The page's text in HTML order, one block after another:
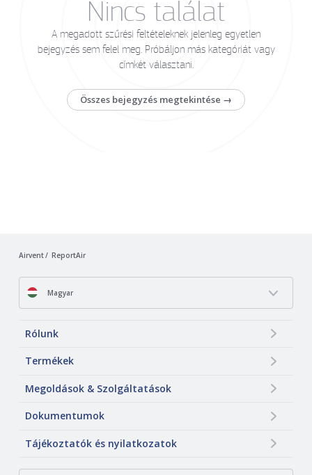
Nincs találat
A megadott szűrési feltételeknek jelenleg egyetlen
bejegyzés sem felel meg. Próbáljon más kategóriát vagy
címkét választani.
Összes bejegyzés megtekintése →
Airvent ReportAir
Magyar
Rólunk
Termékek
Megoldások & Szolgáltatások
Dokumentumok
Tájékoztatók és nyilatkozatok